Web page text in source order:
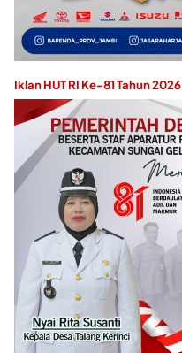
Iklan HUT RI Ke-81 Tahun 2026